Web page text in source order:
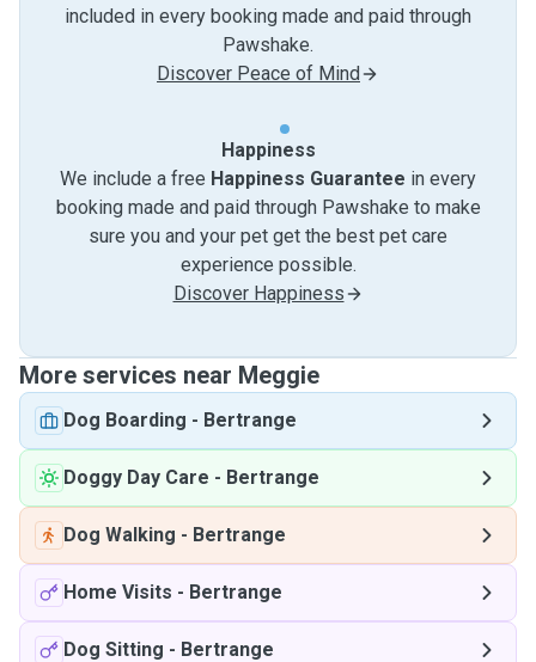
included in every booking made and paid through
Pawshake.
Discover Peace of Mind
Happiness
We include a free Happiness Guarantee in every
booking made and paid through Pawshake to make
sure you and your pet get the best pet care
experience possible.
Discover Happiness
More services near Meggie
Dog Boarding - Bertrange
Doggy Day Care - Bertrange
Dog Walking - Bertrange
Home Visits - Bertrange
Dog Sitting - Bertrange